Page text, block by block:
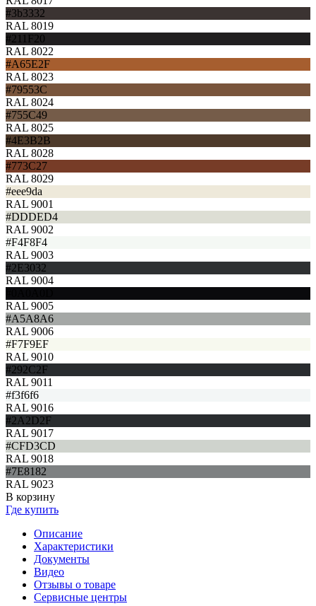
#3b3332
RAL 8019
#211F20
RAL 8022
#A65E2F
RAL 8023
#79553C
RAL 8024
#755C49
RAL 8025
#4E3B2B
RAL 8028
#773C27
RAL 8029
#eee9da
RAL 9001
#DDDED4
RAL 9002
#F4F8F4
RAL 9003
#2E3032
RAL 9004
RAL 9005
#A5A8A6
RAL 9006
#F7F9EF
RAL 9010
#292C2F
RAL 9011
#f3f6f6
RAL 9016
#2A2D2F
RAL 9017
#CFD3CD
RAL 9018
#7E8182
RAL 9023
В корзину
Где купить
Описание
Характеристики
Документы
Видео
Отзывы о товаре
Сервисные центры